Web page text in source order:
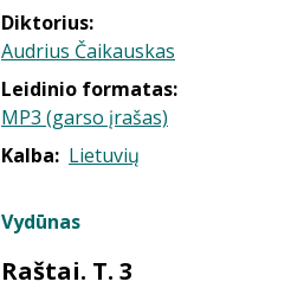
Diktorius:
Audrius Čaikauskas
Leidinio formatas:
MP3 (garso įrašas)
Kalba: Lietuvių
Vydūnas
Raštai. T. 3